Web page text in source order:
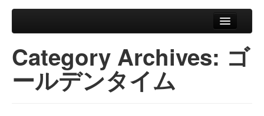
Main menu
Category Archives: ゴ
ールデンタイム